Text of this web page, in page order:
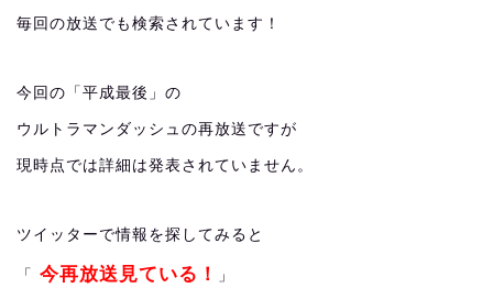
毎回の放送でも検索されています！
今回の「平成最後」の
ウルトラマンダッシュの再放送ですが
現時点では詳細は発表されていません。
ツイッターで情報を探してみると
「 今再放送見ている！ 」